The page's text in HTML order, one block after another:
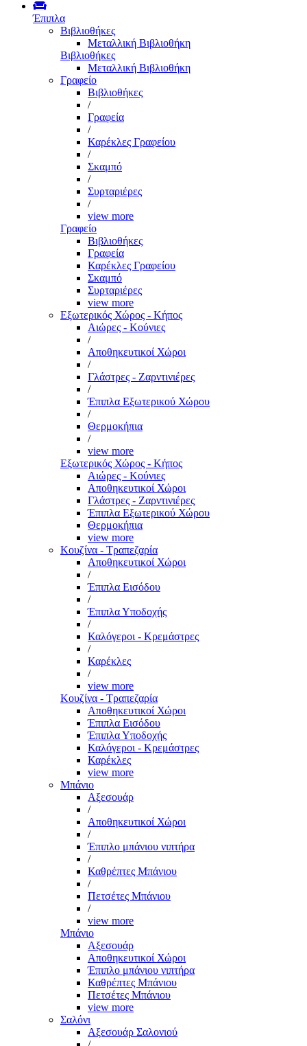
Έπιπλα
Βιβλιοθήκες
Μεταλλική Βιβλιοθήκη
Βιβλιοθήκες
Μεταλλική Βιβλιοθήκη
Γραφείο
Βιβλιοθήκες
/
Γραφεία
/
Καρέκλες Γραφείου
/
Σκαμπό
/
Συρταριέρες
/
view more
Γραφείο
Βιβλιοθήκες
Γραφεία
Καρέκλες Γραφείου
Σκαμπό
Συρταριέρες
view more
Εξωτερικός Χώρος - Κήπος
Αιώρες - Κούνιες
/
Αποθηκευτικοί Χώροι
/
Γλάστρες - Ζαρντινιέρες
/
Έπιπλα Εξωτερικού Χώρου
/
Θερμοκήπια
/
view more
Εξωτερικός Χώρος - Κήπος
Αιώρες - Κούνιες
Αποθηκευτικοί Χώροι
Γλάστρες - Ζαρντινιέρες
Έπιπλα Εξωτερικού Χώρου
Θερμοκήπια
view more
Κουζίνα - Τραπεζαρία
Αποθηκευτικοί Χώροι
/
Έπιπλα Εισόδου
/
Έπιπλα Υποδοχής
/
Καλόγεροι - Κρεμάστρες
/
Καρέκλες
/
view more
Κουζίνα - Τραπεζαρία
Αποθηκευτικοί Χώροι
Έπιπλα Εισόδου
Έπιπλα Υποδοχής
Καλόγεροι - Κρεμάστρες
Καρέκλες
view more
Μπάνιο
Αξεσουάρ
/
Αποθηκευτικοί Χώροι
/
Έπιπλο μπάνιου νιπτήρα
/
Καθρέπτες Μπάνιου
/
Πετσέτες Μπάνιου
/
view more
Μπάνιο
Αξεσουάρ
Αποθηκευτικοί Χώροι
Έπιπλο μπάνιου νιπτήρα
Καθρέπτες Μπάνιου
Πετσέτες Μπάνιου
view more
Σαλόνι
Αξεσουάρ Σαλονιού